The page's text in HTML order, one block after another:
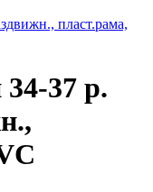
пласт.рама,
37 р.